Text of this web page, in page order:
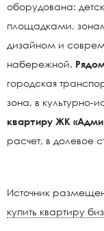
оборудована:
площадками,
дизайном и
набережной.
городская
зона, в культурно-
квартиру ЖК
расчет, в долевое
Источник
купить квартиру